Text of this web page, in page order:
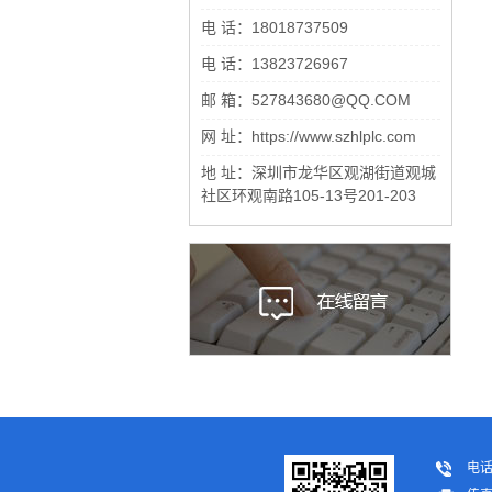
电 话：18018737509
电 话：13823726967
邮 箱：527843680@QQ.COM
网 址：https://www.szhlplc.com
地 址：深圳市龙华区观湖街道观城
社区环观南路105-13号201-203
电